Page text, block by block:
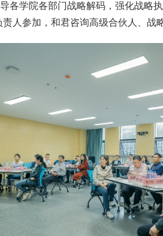
各学院各部门战略解码，强化战略
人参加，和君咨询高级合伙人、战